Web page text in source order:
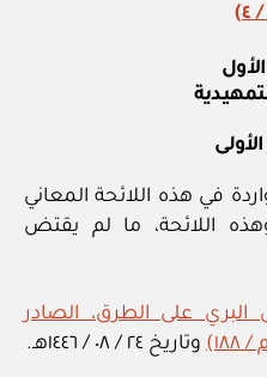
في هذه اللائحة المعاني
اللائحة، ما لم يقتض
البري على الطرق، الصادر
وتاريخ ٢٤ / ٠٨ / ١٤٤٦هـ.